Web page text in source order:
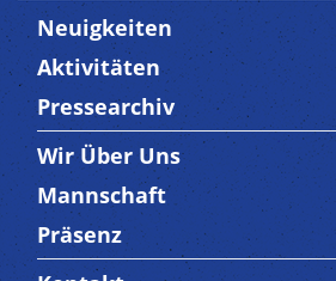
Neuigkeiten
Aktivitäten
Pressearchiv
Trenner3
Wir Über Uns
Mannschaft
Präsenz